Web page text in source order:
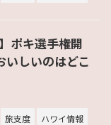
ポキ選手権開
いしいのはどこ
旅支度 ハワイ情報